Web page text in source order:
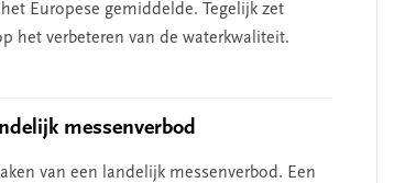
Europese gemiddelde. Tegelijk zet
het verbeteren van de waterkwaliteit.
messenverbod
van een landelijk messenverbod. Een